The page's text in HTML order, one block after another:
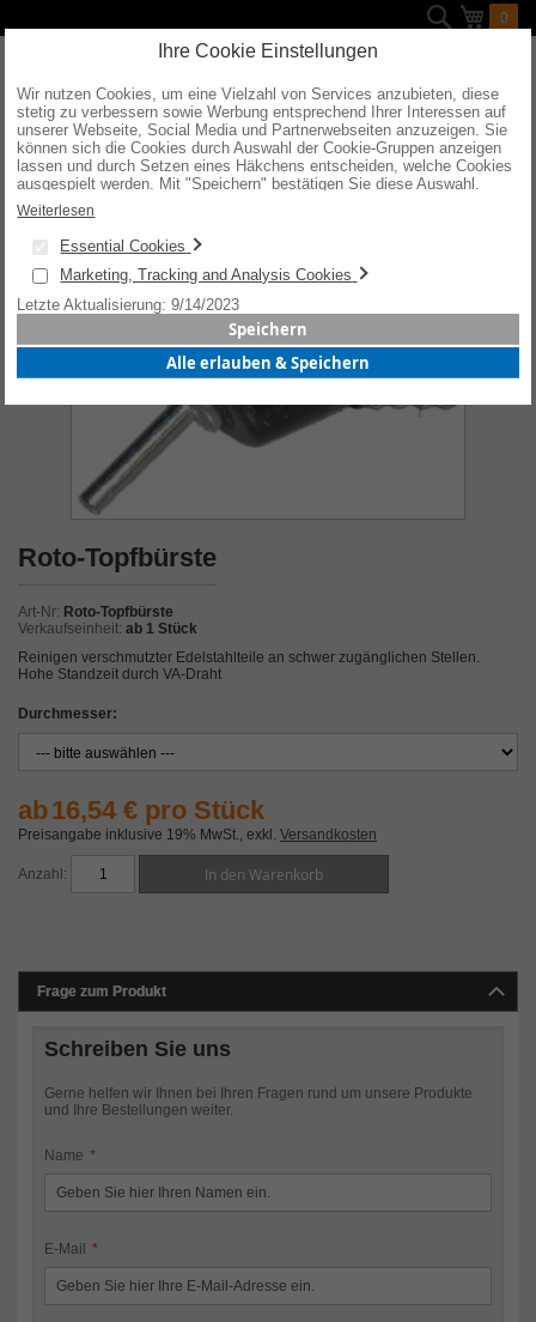
Mein
0
Suche
Zum
Ende
der
Bildergalerie
Zum
Anfang
springen
Roto-Topfbürste
Art-Nr Roto-Topfbürste
Verkaufseinheit ab 1 Stück
Reinigen verschmutzter Edelstahlteile an schwer zugänglichen Stellen.
Hohe Standzeit durch VA-Draht
Durchmesser
ab16,54 € pro Stück
Preisangabe inklusive 19% MwSt., exkl. Versandkosten
Anzahl In den Warenkorb
Frage zum Produkt
Schreiben Sie uns
Gerne helfen wir Ihnen bei Ihren Fragen rund um unsere Produkte
und Ihre Bestellungen weiter.
Name
E-Mail
Ihre Cookie Einstellungen
Wir nutzen Cookies, um eine Vielzahl von Services anzubieten, diese
stetig zu verbessern sowie Werbung entsprechend Ihrer Interessen auf
unserer Webseite, Social Media und Partnerwebseiten anzuzeigen. Sie
können sich die Cookies durch Auswahl der Cookie-Gruppen anzeigen
lassen und durch Setzen eines Häkchens entscheiden, welche Cookies
ausgespielt werden. Mit "Speichern" bestätigen Sie diese Auswahl.
Wenn Sie "alle erlauben & speichern" wählen, willigen Sie in die
Verwendung aller Cookies ein. Weitere Informationen erhalten Sie nach
Ihrer Bestätigung in unserer Datenschutzerklärung.
Weiterlesen
Essential Cookies
Marketing, Tracking and Analysis Cookies
Letzte Aktualisierung: 9/14/2023
Speichern
Alle erlauben & Speichern